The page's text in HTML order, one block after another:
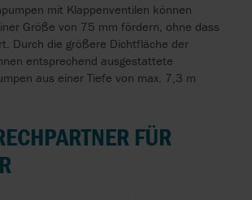
mit Klappenventilen können
Größe von 75 mm fördern, ohne dass
Durch die größere Dichtfläche der
entsprechend ausgestattete
aus einer Tiefe von max. 7,3 m
FÜR